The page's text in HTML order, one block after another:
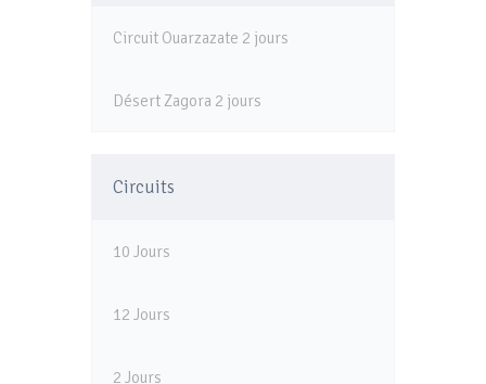
Circuit Ouarzazate 2 jours
Désert Zagora 2 jours
Circuits
10 Jours
12 Jours
2 Jours